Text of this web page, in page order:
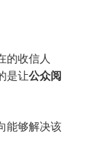
的收信人
是让公众阅
能够解决该